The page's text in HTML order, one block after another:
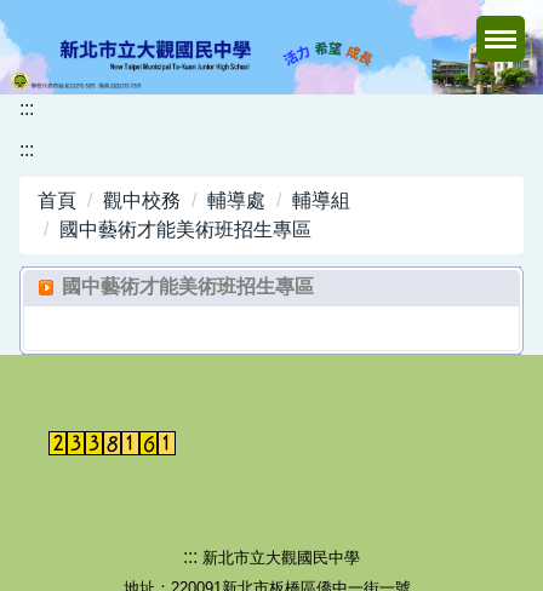
到
主
要
:::
:::
首頁 觀中校務 輔導處
輔導組
國中藝術才能美術班招生專區
國中藝術才能美術班招生專區
::: 新北市立大觀國民中學